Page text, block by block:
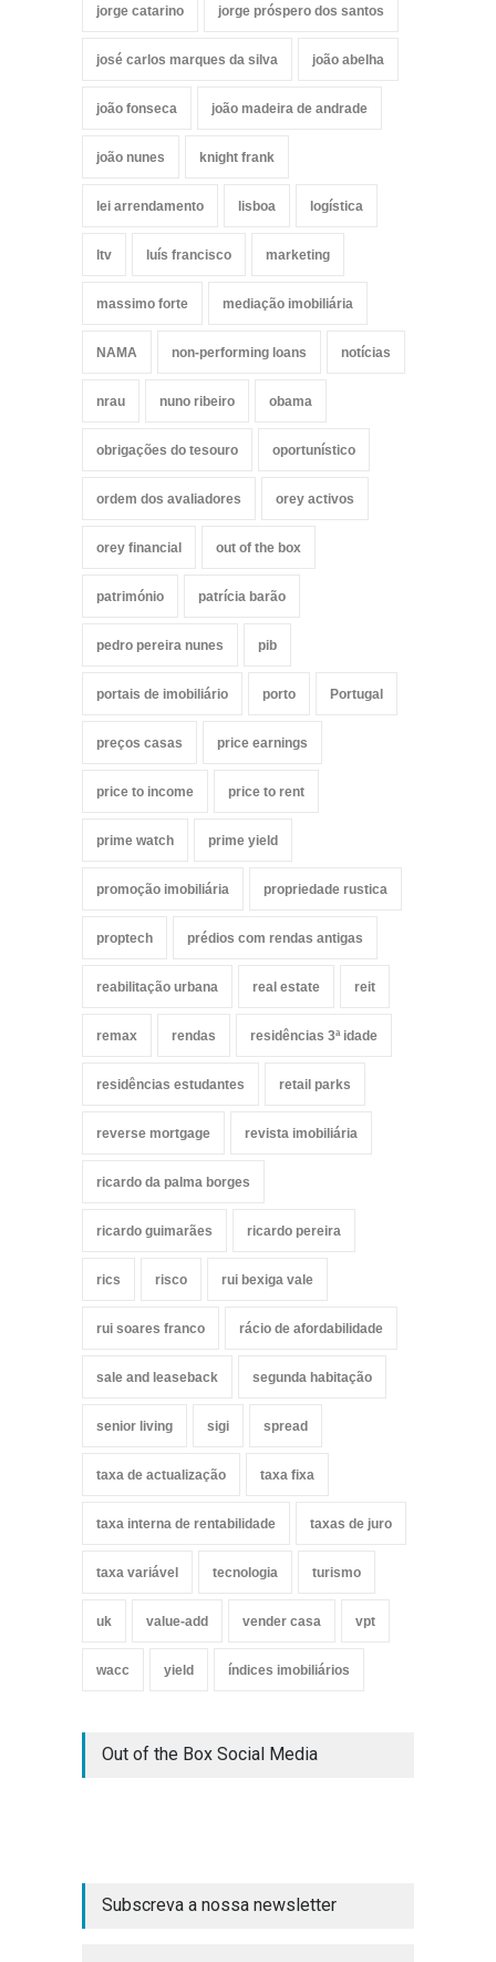
jorge catarino jorge próspero dos santos
josé carlos marques da silva joão abelha
joão fonseca joão madeira de andrade
joão nunes knight frank
lei arrendamento lisboa logística
ltv luís francisco marketing
massimo forte mediação imobiliária
NAMA non-performing loans notícias
nrau nuno ribeiro obama
obrigações do tesouro oportunístico
ordem dos avaliadores orey activos
orey financial out of the box
património patrícia barão
pedro pereira nunes pib
portais de imobiliário porto Portugal
preços casas price earnings
price to income price to rent
prime watch prime yield
promoção imobiliária propriedade rustica
proptech prédios com rendas antigas
reabilitação urbana real estate reit
remax rendas residências 3ª idade
residências estudantes retail parks
reverse mortgage revista imobiliária
ricardo da palma borges
ricardo guimarães ricardo pereira
rics risco rui bexiga vale
rui soares franco rácio de afordabilidade
sale and leaseback segunda habitação
senior living sigi spread
taxa de actualização taxa fixa
taxa interna de rentabilidade taxas de juro
taxa variável tecnologia turismo
uk value-add vender casa vpt
wacc yield índices imobiliários
Out of the Box Social Media
Subscreva a nossa newsletter